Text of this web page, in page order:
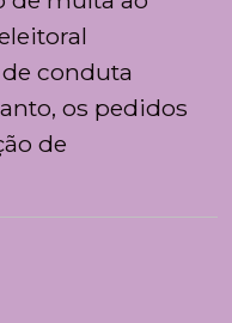
conduta
os pedidos
de